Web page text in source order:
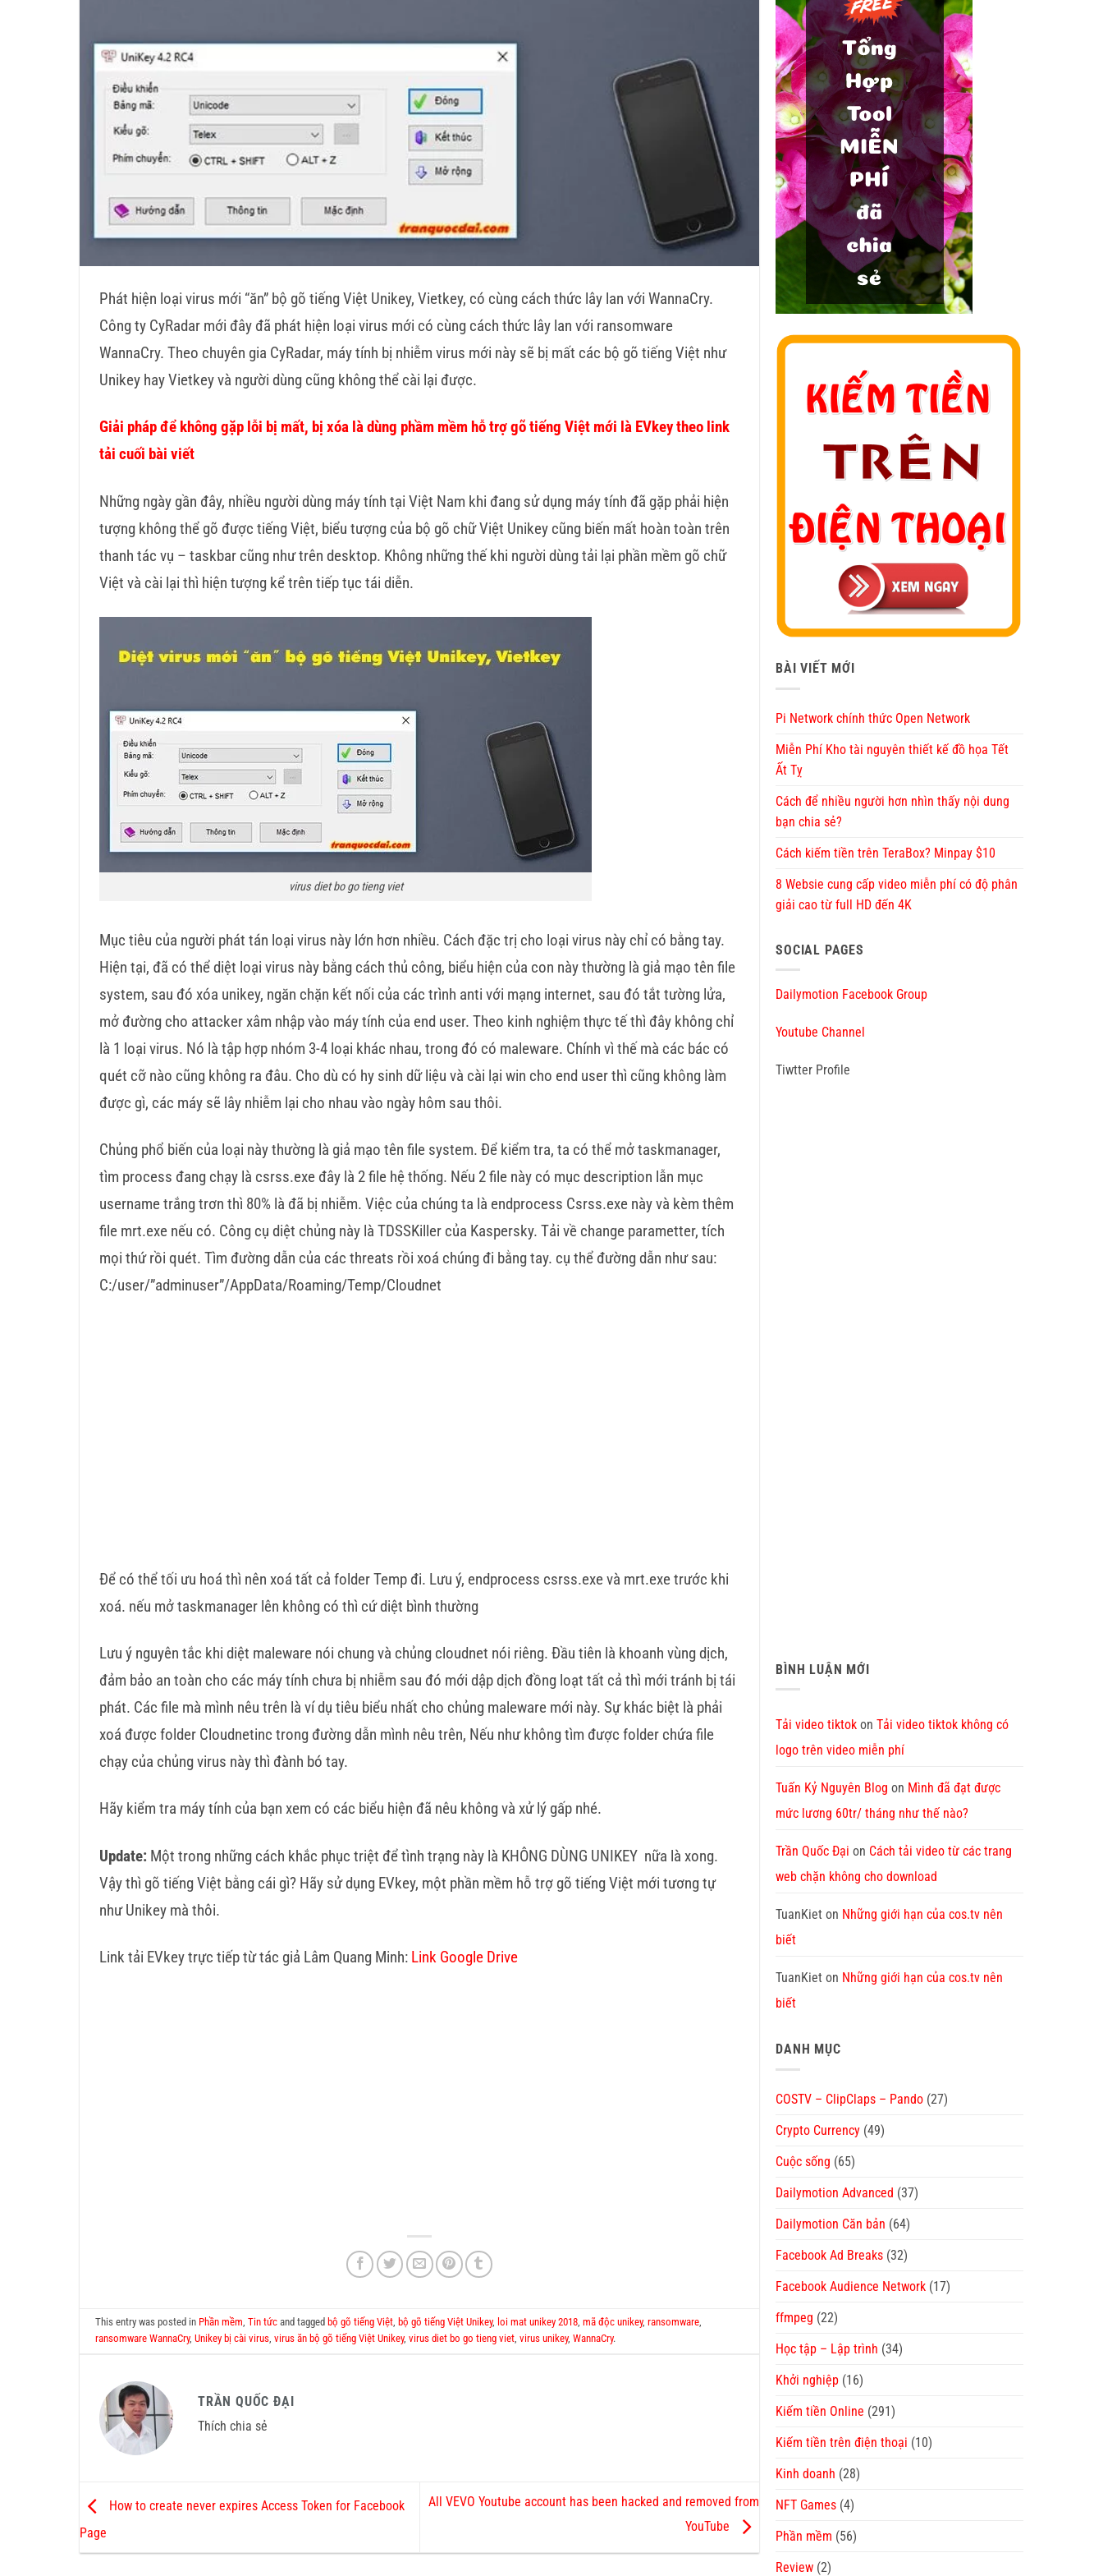
Phát hiện loại virus mới “ăn” bộ gõ tiếng Việt Unikey, Vietkey, có cùng cách thức lây lan với WannaCry.
Công ty CyRadar mới đây đã phát hiện loại virus mới có cùng cách thức lây lan với ransomware
WannaCry. Theo chuyên gia CyRadar, máy tính bị nhiễm virus mới này sẽ bị mất các bộ gõ tiếng Việt như
Unikey hay Vietkey và người dùng cũng không thể cài lại được.
Giải pháp để không gặp lỗi bị mất, bị xóa là dùng phầm mềm hỗ trợ gõ tiếng Việt mới là EVkey theo link
tải cuối bài viết
Những ngày gần đây, nhiều người dùng máy tính tại Việt Nam khi đang sử dụng máy tính đã gặp phải hiện
tượng không thể gõ được tiếng Việt, biểu tượng của bộ gõ chữ Việt Unikey cũng biến mất hoàn toàn trên
thanh tác vụ – taskbar cũng như trên desktop. Không những thế khi người dùng tải lại phần mềm gõ chữ
Việt và cài lại thì hiện tượng kể trên tiếp tục tái diễn.
virus diet bo go tieng viet
Mục tiêu của người phát tán loại virus này lớn hơn nhiều. Cách đặc trị cho loại virus này chỉ có bằng tay.
Hiện tại, đã có thể diệt loại virus này bằng cách thủ công, biểu hiện của con này thường là giả mạo tên file
system, sau đó xóa unikey, ngăn chặn kết nối của các trình anti với mạng internet, sau đó tắt tường lửa,
mở đường cho attacker xâm nhập vào máy tính của end user. Theo kinh nghiệm thực tế thì đây không chỉ
là 1 loại virus. Nó là tập hợp nhóm 3-4 loại khác nhau, trong đó có maleware. Chính vì thế mà các bác có
quét cỡ nào cũng không ra đâu. Cho dù có hy sinh dữ liệu và cài lại win cho end user thì cũng không làm
được gì, các máy sẽ lây nhiễm lại cho nhau vào ngày hôm sau thôi.
Chủng phổ biến của loại này thường là giả mạo tên file system. Để kiểm tra, ta có thể mở taskmanager,
tìm process đang chạy là csrss.exe đây là 2 file hệ thống. Nếu 2 file này có mục description lẫn mục
username trắng trơn thì 80% là đã bị nhiễm. Việc của chúng ta là endprocess Csrss.exe này và kèm thêm
file mrt.exe nếu có. Công cụ diệt chủng này là TDSSKiller của Kaspersky. Tải về change parametter, tích
mọi thứ rồi quét. Tìm đường dẫn của các threats rồi xoá chúng đi bằng tay. cụ thể đường dẫn như sau:
C:/user/”adminuser”/AppData/Roaming/Temp/Cloudnet
Để có thể tối ưu hoá thì nên xoá tất cả folder Temp đi. Lưu ý, endprocess csrss.exe và mrt.exe trước khi
xoá. nếu mở taskmanager lên không có thì cứ diệt bình thường
Lưu ý nguyên tắc khi diệt maleware nói chung và chủng cloudnet nói riêng. Đầu tiên là khoanh vùng dịch,
đảm bảo an toàn cho các máy tính chưa bị nhiễm sau đó mới dập dịch đồng loạt tất cả thì mới tránh bị tái
phát. Các file mà mình nêu trên là ví dụ tiêu biểu nhất cho chủng maleware mới này. Sự khác biệt là phải
xoá được folder Cloudnetinc trong đường dẫn mình nêu trên, Nếu như không tìm được folder chứa file
chạy của chủng virus này thì đành bó tay.
Hãy kiểm tra máy tính của bạn xem có các biểu hiện đã nêu không và xử lý gấp nhé.
Update: Một trong những cách khắc phục triệt để tình trạng này là KHÔNG DÙNG UNIKEY nữa là xong.
Vậy thì gõ tiếng Việt bằng cái gì? Hãy sử dụng EVkey, một phần mềm hỗ trợ gõ tiếng Việt mới tương tự
như Unikey mà thôi.
Link tải EVkey trực tiếp từ tác giả Lâm Quang Minh: Link Google Drive
This entry was posted in Phần mềm,Tin tức and tagged bộ gõ tiếng Việt, bộ gõ tiếng Việt Unikey, loi mat unikey 2018,mã độc unikey,ransomware,
ransomware WannaCry,Unikey bị cài virus,virus ăn bộ gõ tiếng Việt Unikey,virus diet bo go tieng viet,virus unikey,WannaCry.
TRẦN QUỐC ĐẠI
Thích chia sẻ
How to create never expires Access Token for Facebook
Page
All VEVO Youtube account has been hacked and removed from
YouTube
BÀI VIẾT MỚI
Pi Network chính thức Open Network
Miễn Phí Kho tài nguyên thiết kế đồ họa Tết
Ất Tỵ
Cách để nhiều người hơn nhìn thấy nội dung
bạn chia sẻ?
Cách kiếm tiền trên TeraBox? Minpay $10
8 Websie cung cấp video miễn phí có độ phân
giải cao từ full HD đến 4K
SOCIAL PAGES
Dailymotion Facebook Group
Youtube Channel
Tiwtter Profile
BÌNH LUẬN MỚI
Tải video tiktok onTải video tiktok không có
logo trên video miễn phí
Tuấn Kỷ Nguyên Blog on Mình đã đạt được
mức lương 60tr/ tháng như thế nào?
Trần Quốc Đại on Cách tải video từ các trang
web chặn không cho download
TuanKiet on Những giới hạn của cos.tv nên
biết
TuanKiet on Những giới hạn của cos.tv nên
biết
DANH MỤC
COSTV – ClipClaps – Pando (27)
Crypto Currency (49)
Cuộc sống (65)
Dailymotion Advanced (37)
Dailymotion Căn bản (64)
Facebook Ad Breaks (32)
Facebook Audience Network (17)
ffmpeg (22)
Học tập – Lập trình (34)
Khởi nghiệp (16)
Kiếm tiền Online (291)
Kiếm tiền trên điện thoại (10)
Kinh doanh (28)
NFT Games (4)
Phần mềm (56)
Review (2)